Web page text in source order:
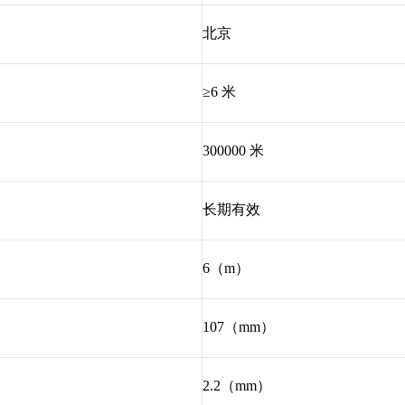
北京
≥6 米
300000 米
长期有效
6（m）
107（mm）
2.2（mm）